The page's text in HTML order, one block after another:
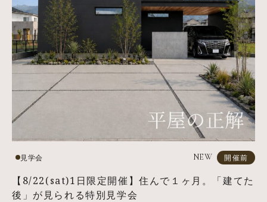
【8/22(sat)1日限定開催】住んで１ヶ月。「建てた
後」が見られる特別見学会
見学会 NEW 開催前